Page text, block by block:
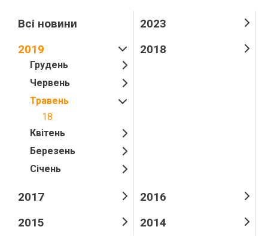
Всі новини
2023
2019
Грудень
Червень
Травень
18
Квітень
Березень
Січень
2018
2017
2016
2015
2014